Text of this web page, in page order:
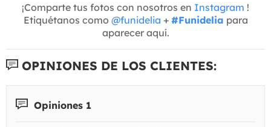
¡Comparte tus fotos con nosotros en Instagram !
Etiquétanos como @funidelia + #Funidelia para
aparecer aquí.
OPINIONES DE LOS CLIENTES:
Opiniones 1